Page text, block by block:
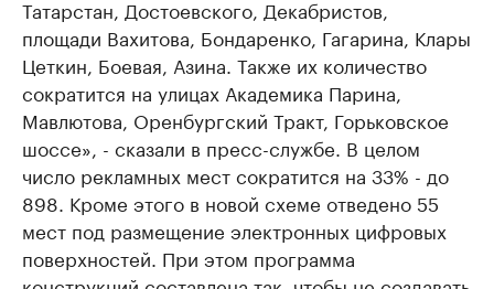
Татарстан, Достоевского, Декабристов,
площади Вахитова, Бондаренко, Гагарина, Клары
Цеткин, Боевая, Азина. Также их количество
сократится на улицах Академика Парина,
Мавлютова, Оренбургский Тракт, Горьковское
шоссе», - сказали в пресс-службе. В целом
число рекламных мест сократится на 33% - до
898. Кроме этого в новой схеме отведено 55
мест под размещение электронных цифровых
поверхностей. При этом программа